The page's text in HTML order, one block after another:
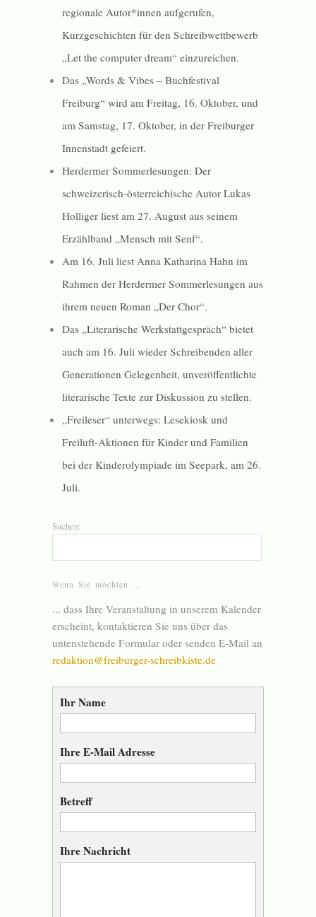
regionale Autor*innen aufgerufen,
Kurzgeschichten für den Schreibwettbewerb
„Let the computer dream“ einzureichen.
Das „Words & Vibes – Buchfestival
Freiburg“ wird am Freitag, 16. Oktober, und
am Samstag, 17. Oktober, in der Freiburger
Innenstadt gefeiert.
Herdermer Sommerlesungen: Der
schweizerisch-österreichische Autor Lukas
Holliger liest am 27. August aus seinem
Erzählband „Mensch mit Senf“.
Am 16. Juli liest Anna Katharina Hahn im
Rahmen der Herdermer Sommerlesungen aus
ihrem neuen Roman „Der Chor“.
Das „Literarische Werkstattgespräch“ bietet
auch am 16. Juli wieder Schreibenden aller
Generationen Gelegenheit, unveröffentlichte
literarische Texte zur Diskussion zu stellen.
„Freileser“ unterwegs: Lesekiosk und
Freiluft-Aktionen für Kinder und Familien
bei der Kinderolympiade im Seepark, am 26.
Juli.
Suchen:
Wenn Sie möchten …
... dass Ihre Veranstaltung in unserem Kalender
erscheint, kontaktieren Sie uns über das
untenstehende Formular oder senden E-Mail an
redaktion@freiburger-schreibkiste.de
Ihr Name
Ihre E-Mail Adresse
Betreff
Ihre Nachricht